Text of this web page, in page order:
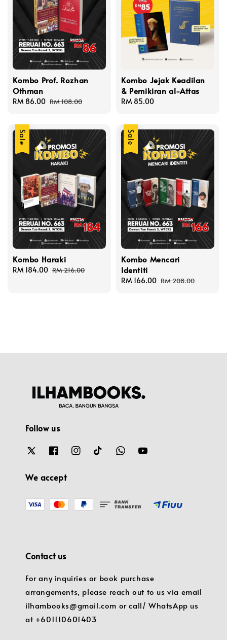
Kombo Prof. Rozhan
Othman
Sale
RM 86.00 Regular
RM 108.00
Kombo Jejak Keadilan
& Pemikiran al-Attas
Regular
RM 85.00
Sale
Kombo Haraki
Sale
RM 184.00 Regular
RM 216.00
Sale
Kombo Mencari
Identiti
Sale
RM 166.00 Regular
RM 208.00
Follow us
We accept
Contact us
For any inquiries or book purchase
arrangements, please reach out to us via email
ilhambooks@gmail.com or call/ WhatsApp us
at +601110601403